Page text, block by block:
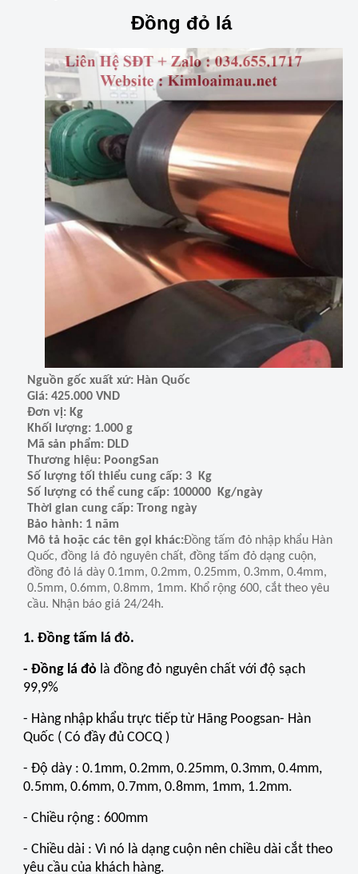
Đồng đỏ lá
Nguồn gốc xuất xứ: Hàn Quốc
Giá: 425.000 VND
Đơn vị: Kg
Khối lượng: 1.000 g
Mã sản phẩm: DLD
Thương hiệu: PoongSan
Số lượng tối thiểu cung cấp: 3 Kg
Số lượng có thể cung cấp: 100000 Kg/ngày
Thời gian cung cấp: Trong ngày
Bảo hành: 1 năm
Mô tả hoặc các tên gọi khác:Đồng tấm đỏ nhập khẩu Hàn
Quốc, đồng lá đỏ nguyên chất, đồng tấm đỏ dạng cuộn,
đồng đỏ lá dày 0.1mm, 0.2mm, 0.25mm, 0.3mm, 0.4mm,
0.5mm, 0.6mm, 0.8mm, 1mm. Khổ rộng 600, cắt theo yêu
cầu. Nhận báo giá 24/24h.
1. Đồng tấm lá đỏ.
- Đồng lá đỏ là đồng đỏ nguyên chất với độ sạch
99,9%
- Hàng nhập khẩu trực tiếp từ Hãng Poogsan- Hàn
Quốc ( Có đầy đủ COCQ )
- Độ dày : 0.1mm, 0.2mm, 0.25mm, 0.3mm, 0.4mm,
0.5mm, 0.6mm, 0.7mm, 0.8mm, 1mm, 1.2mm.
- Chiều rộng : 600mm
- Chiều dài : Vì nó là dạng cuộn nên chiều dài cắt theo
yêu cầu của khách hàng.